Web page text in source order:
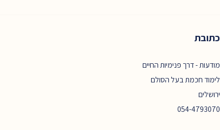
כתובת
מודעות - דרך פנימיות החיים
לימוד חכמת בעל הסולם
ירושלים
054-4793070